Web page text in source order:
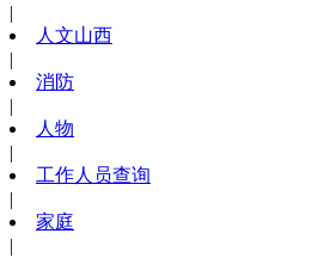
|
人文山西
|
消防
|
人物
|
工作人员查询
|
家庭
|